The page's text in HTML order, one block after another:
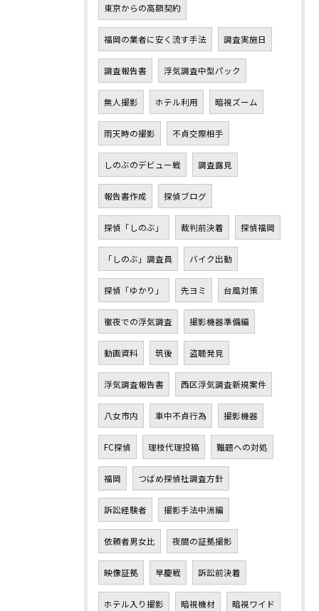
東京からの高額契約
福岡の業者に安く流す手法 調査実施日
調査報告書 浮気調査中型パック
無人撮影 ホテル利用 暗視ズーム
雨天時の撮影 不貞交際相手
しのぶのデビュー戦 調査露見
報告書作成 探偵ブログ
探偵「しのぶ」 裁判前決着 探偵福岡
「しのぶ」調査員 バイク出動
探偵「ゆかり」 先ヨミ 台風対策
徹夜での浮気調査 撮影機器準備編
動画資料 筑後 盗聴発見
浮気調査報告書 西区浮気調査新規案件
八女市内 車中不貞行為 撮影機器
FC探偵 理枝代理投稿 難題への対処
福岡 つばめ探偵社調査方針
訴訟経験者 撮影手法中洲編
依頼者男女比 夜間の証拠撮影
映像証拠 早慶戦 訴訟前決着
ホテル入り撮影 暗視機材 暗視ワイド